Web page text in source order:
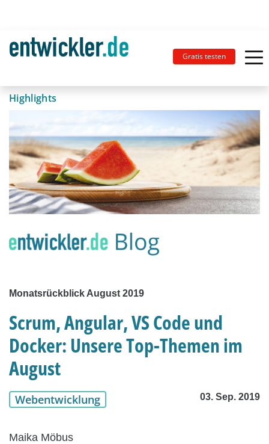
Gratis testen
Highlights
Monatsrückblick August 2019
Scrum, Angular, VS Code und
Docker: Unsere Top-Themen im
August
Webentwicklung 03. Sep. 2019
Maika Möbus